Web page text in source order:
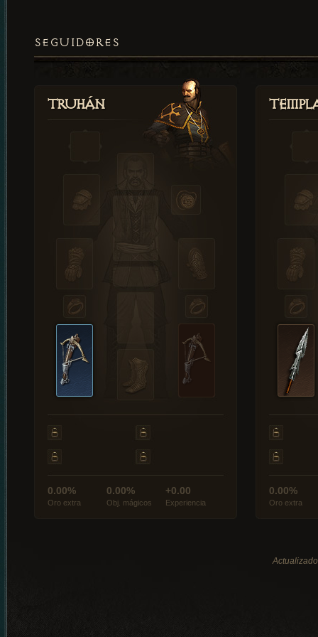
SEGUIDORES
Truhán
0.00%
Oro extra
0.00%
Obj. mágicos
+0.00
Experiencia
0.00%
Oro extra